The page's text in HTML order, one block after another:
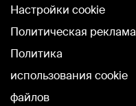
Настройки cookie
Политическая реклама
Политика
использования cookie
файлов